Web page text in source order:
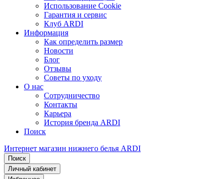
Использование Cookie
Гарантия и сервис
Клуб ARDI
Информация
Как определить размер
Новости
Блог
Отзывы
Советы по уходу
О нас
Сотрудничество
Контакты
Карьера
История бренда ARDI
Поиск
Интернет магазин нижнего белья ARDI
Поиск
Личный кабинет